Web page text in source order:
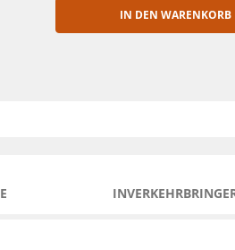
IN DEN WARENKORB